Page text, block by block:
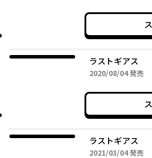
ラストギアス （
2020/08/042020年
発売
ラストギアス （
2021/03/042021年
発売